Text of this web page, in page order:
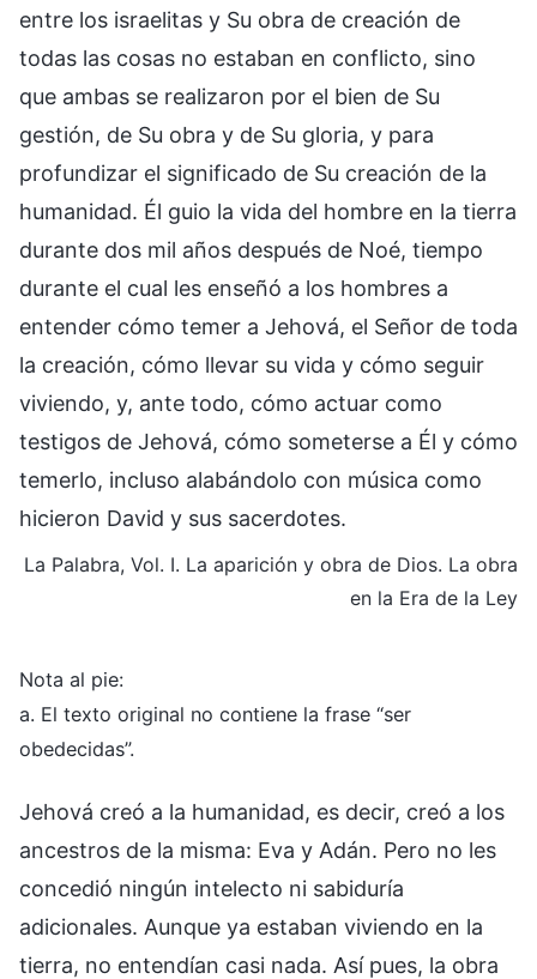
entre los israelitas y Su obra de creación de
todas las cosas no estaban en conflicto, sino
que ambas se realizaron por el bien de Su
gestión, de Su obra y de Su gloria, y para
profundizar el significado de Su creación de la
humanidad. Él guio la vida del hombre en la tierra
durante dos mil años después de Noé, tiempo
durante el cual les enseñó a los hombres a
entender cómo temer a Jehová, el Señor de toda
la creación, cómo llevar su vida y cómo seguir
viviendo, y, ante todo, cómo actuar como
testigos de Jehová, cómo someterse a Él y cómo
temerlo, incluso alabándolo con música como
hicieron David y sus sacerdotes.
La Palabra, Vol. I. La aparición y obra de Dios. La obra
en la Era de la Ley
Nota al pie:
a. El texto original no contiene la frase “ser
obedecidas”.
Jehová creó a la humanidad, es decir, creó a los
ancestros de la misma: Eva y Adán. Pero no les
concedió ningún intelecto ni sabiduría
adicionales. Aunque ya estaban viviendo en la
tierra, no entendían casi nada. Así pues, la obra